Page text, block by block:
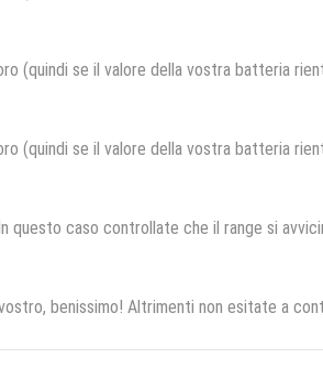
(quindi se il valore della vostra batteria
(quindi se il valore della vostra batteria
caso controllate che il range si
benissimo! Altrimenti non esitate a